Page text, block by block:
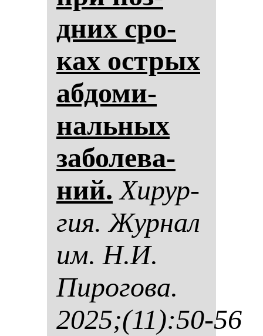
дних сро­
ках ос­трых
аб­до­ми­
наль­ных
за­бо­ле­ва­
ний. Хи­рур­
гия. Жур­нал
им. Н.И.
Пи­ро­го­ва.
2025;(11):50-56